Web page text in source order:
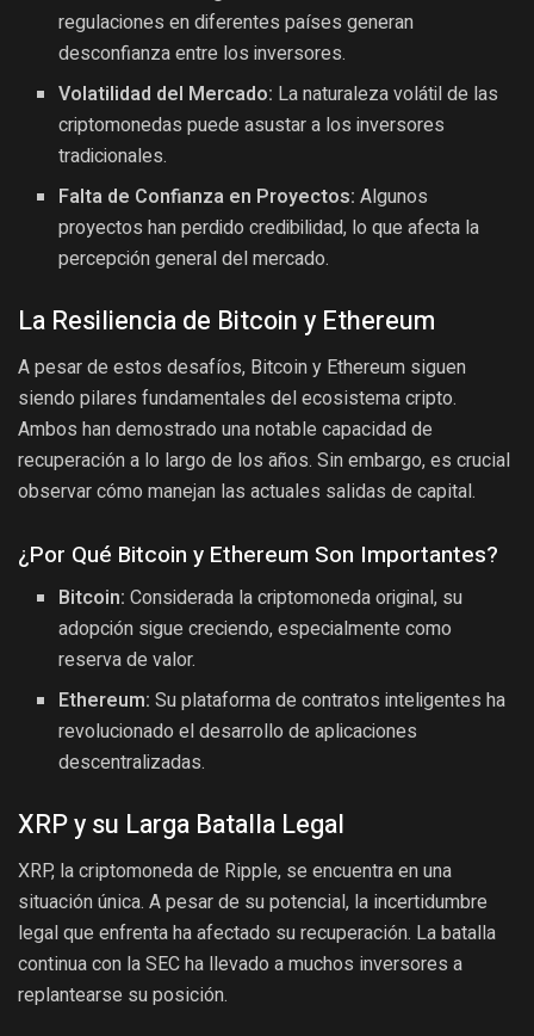
regulaciones en diferentes países generan
desconfianza entre los inversores.
Volatilidad del Mercado: La naturaleza volátil de las
criptomonedas puede asustar a los inversores
tradicionales.
Falta de Confianza en Proyectos: Algunos
proyectos han perdido credibilidad, lo que afecta la
percepción general del mercado.
La Resiliencia de Bitcoin y Ethereum
A pesar de estos desafíos, Bitcoin y Ethereum siguen
siendo pilares fundamentales del ecosistema cripto.
Ambos han demostrado una notable capacidad de
recuperación a lo largo de los años. Sin embargo, es crucial
observar cómo manejan las actuales salidas de capital.
¿Por Qué Bitcoin y Ethereum Son Importantes?
Bitcoin: Considerada la criptomoneda original, su
adopción sigue creciendo, especialmente como
reserva de valor.
Ethereum: Su plataforma de contratos inteligentes ha
revolucionado el desarrollo de aplicaciones
descentralizadas.
XRP y su Larga Batalla Legal
XRP, la criptomoneda de Ripple, se encuentra en una
situación única. A pesar de su potencial, la incertidumbre
legal que enfrenta ha afectado su recuperación. La batalla
continua con la SEC ha llevado a muchos inversores a
replantearse su posición.